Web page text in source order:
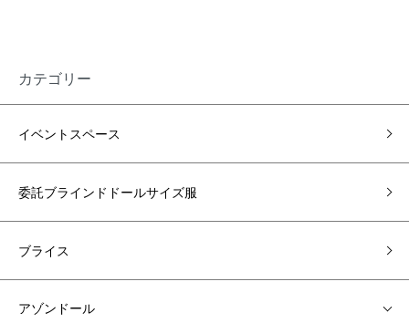
カテゴリー
イベントスペース
委託ブラインドドールサイズ服
ブライス
アゾンドール